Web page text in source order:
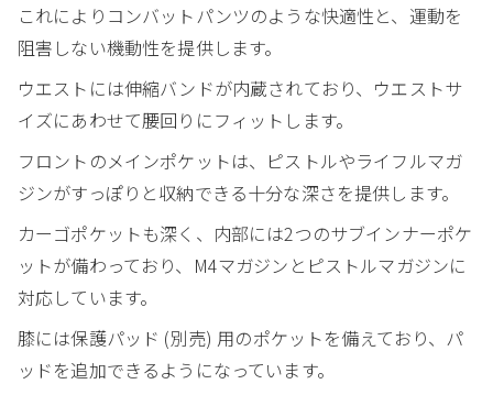
これによりコンバットパンツのような快適性と、運動を
阻害しない機動性を提供します。
ウエストには伸縮バンドが内蔵されており、ウエストサ
イズにあわせて腰回りにフィットします。
フロントのメインポケットは、ピストルやライフルマガ
ジンがすっぽりと収納できる十分な深さを提供します。
カーゴポケットも深く、内部には2つのサブインナーポケ
ットが備わっており、M4マガジンとピストルマガジンに
対応しています。
膝には保護パッド (別売) 用のポケットを備えており、パ
ッドを追加できるようになっています。